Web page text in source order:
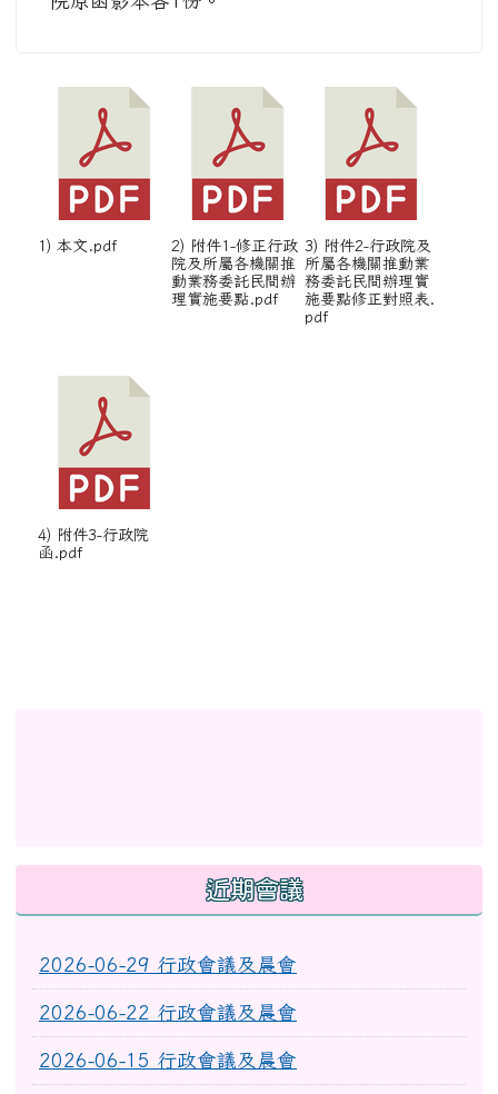
1) 本文.pdf
2) 附件1-修正行政
院及所屬各機關推
動業務委託民間辦
理實施要點.pdf
3) 附件2-行政院及
所屬各機關推動業
務委託民間辦理實
施要點修正對照表.
pdf
4) 附件3-行政院
函.pdf
近期會議
2026-06-29 行政會議及晨會
2026-06-22 行政會議及晨會
2026-06-15 行政會議及晨會